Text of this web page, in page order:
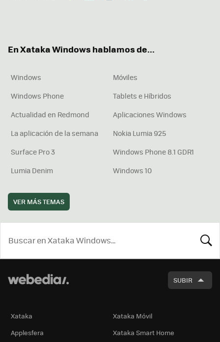
En Xataka Windows hablamos de...
Windows
Móviles
Windows Phone
Tablets e Híbridos
Actualidad en Redmond
Aplicaciones Windows
La aplicación de la semana
Nokia Lumia 925
Surface Pro 3
Windows Phone 8.1 GDR1
Lumia Denim
Windows 10
VER MÁS TEMAS
SUBIR
Xataka
Xataka Móvil
Applesfera
Xataka Smart Home